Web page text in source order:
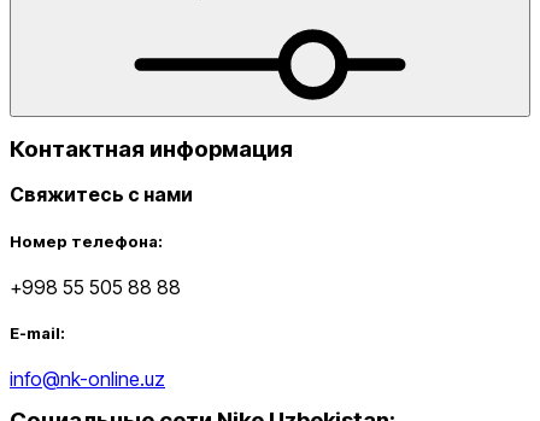
Контактная информация
Свяжитесь с нами
Номер телефона:
+998 55 505 88 88
E-mail:
info@nk-online.uz